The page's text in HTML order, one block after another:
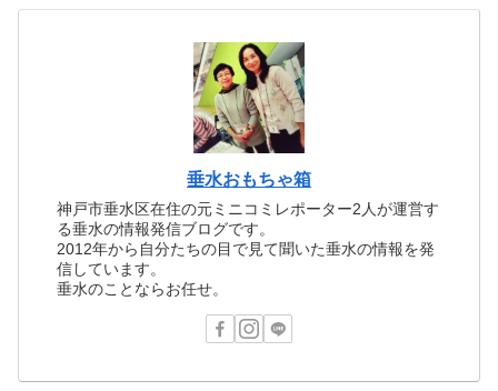
垂水おもちゃ箱
神戸市垂水区在住の元ミニコミレポーター2人が運営す
る垂水の情報発信ブログです。
2012年から自分たちの目で見て聞いた垂水の情報を発
信しています。
垂水のことならお任せ。